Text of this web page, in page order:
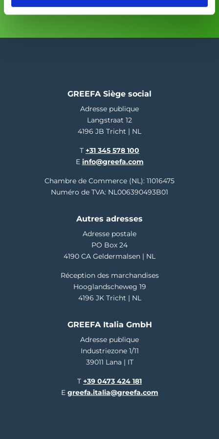
GREEFA Siège social
Adresse publique
Langstraat 12
4196 JB Tricht | NL
T +31 345 578 100
E info@greefa.com
Chambre de Commerce (NL): 11016475
Numéro de TVA: NL006390493B01
Autres adresses
Adresse postale
PO Box 24
4190 CA Geldermalsen | NL
Réception des marchandises
Hooglandscheweg 19
4196 JK Tricht | NL
GREEFA Italia GmbH
Adresse publique
Industriezone 1/11
39011 Lana | IT
T +39 0473 424 181
E greefa.italia@greefa.com